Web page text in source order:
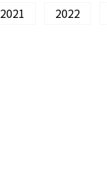
2021 2022